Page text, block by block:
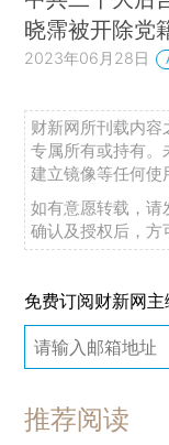
晓霈被开除党
2023年06月28日
财新网所刊载内容
专属所有或持有。
建立镜像等任何使
如有意愿转载，请
确认及授权后，方
免费订阅财新网
推荐阅读